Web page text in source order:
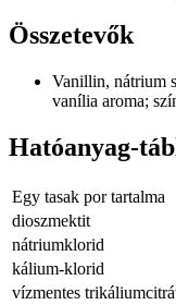
Összetevők
Vanillin, nátrium
vanília aroma;
Hatóanyag-
Egy tasak por tartalma
dioszmektit
nátrium­klorid
kálium-klorid
vízmentes